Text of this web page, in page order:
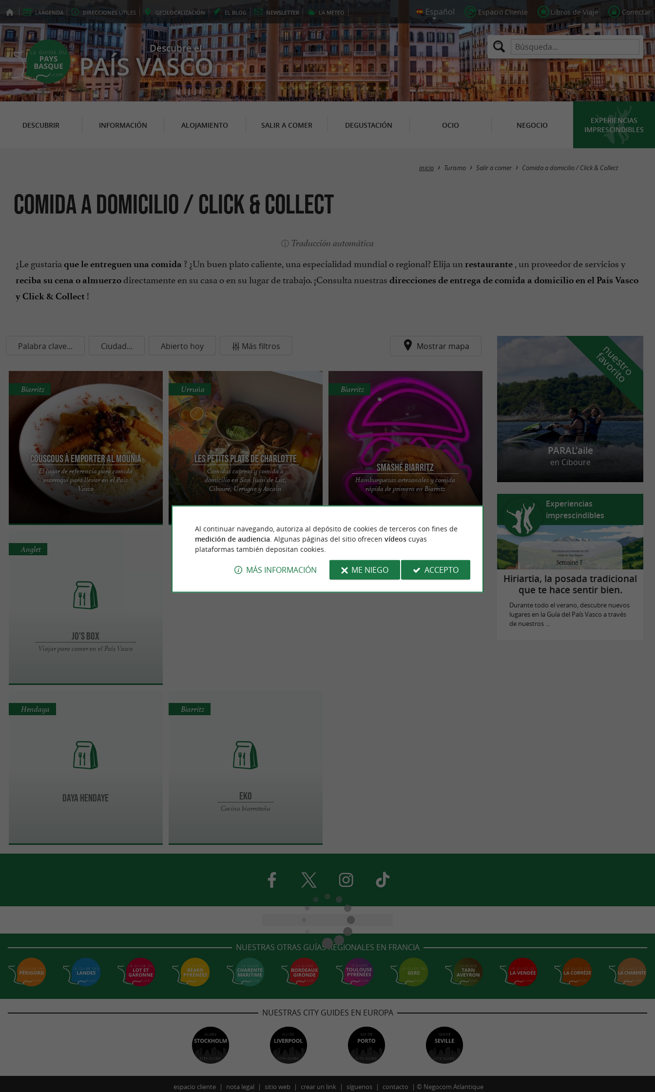
LAAGENDA DIRECCIONES ÚTILES GEOLOCALIZACIÓN EL BLOG NEWSLETTER LA METEO Espacio Cliente Libros de Viaje Conectar
Descubre el
PAÍS VASCO
DESCUBRIR INFORMACIÓN ALOJAMIENTO SALIR A COMER DEGUSTACIÓN OCIO NEGOCIO
EXPERIENCIAS
IMPRESCINDIBLES
Masquer la carte
inicio Turismo Salir a comer Comida a domicilio / Click & Collect
Comida a domicilio / Click & Collect
Traducción automática
¿Le gustaría que le entreguen una comida ? ¿Un buen plato caliente, una especialidad mundial o regional? Elija un restaurante , un proveedor de servicios y
reciba su cena o almuerzodirectamente en su casa o en su lugar de trabajo. ¡Consulta nuestras direcciones de entrega de comida a domicilio en el País Vasco
y Click & Collect !
Palabra clave... Ciudad... Abierto hoy Más filtros Mostrar mapa
Couscous à Emporter Al MOUNIA
El lugar de referencia para comida
marroquí para llevar en el País
Vasco
Biarritz
Al Mounia: comida marroquí para llevar en
Biarritz Al Mounia, un restaurante marroquí
ubicado en Biarritz, a 200 ...
Les Petits Plats de Charlotte
Comidas caseras y comida a
domicilio en San Juan de Luz,
Ciboure, Urrugne y Ascain
Urruña
Charlotte's Little Dishes ofrece cocina casera,
variada y equilibrada. Puedes pedir platos para el
Smashé Biarritz
Hamburguesas artesanales y comida
rápida de primera en Biarritz
Biarritz
Smashé es el lugar ideal en Biarritz para disfrutar
de una auténtica smash burger elaborada con
ingredientes de ...
Jo's Box
Viajar para comer en el País Vasco
Anglet
DAYA HENDAYE
Hendaya
EKO
Cocina biarroteña
Biarritz
n
u
e
s
t
r
o
f
a
v
o
r
i
t
o
PARAL'aile
en Ciboure
Experiencias
imprescindibles
Hiriartia, la posada tradicional
que te hace sentir bien.
Durante todo el verano, descubre nuevos
lugares en la Guía del País Vasco a través
de nuestros ...
NUESTRAS OTRAS GUÍAS REGIONALES EN FRANCIA
NUESTRAS CITY GUIDES EN EUROPA
espacio cliente nota legal sitio web crear un link síguenos contacto © Negocom Atlantique
Al continuar navegando, autoriza al depósito de cookies de terceros con fines de
medición de audiencia . Algunas páginas del sitio ofrecen vídeoscuyas
plataformas también depositan cookies.
MÁS INFORMACIÓN ME NIEGO ACCEPTO